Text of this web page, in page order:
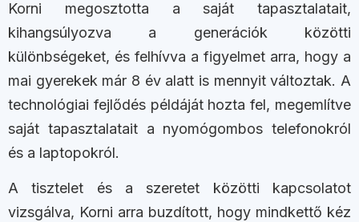
Korni megosztotta a saját tapasztalatait,
kihangsúlyozva a generációk közötti
különbségeket, és felhívva a figyelmet arra, hogy a
mai gyerekek már 8 év alatt is mennyit változtak. A
technológiai fejlődés példáját hozta fel, megemlítve
saját tapasztalatait a nyomógombos telefonokról
és a laptopokról.
A tisztelet és a szeretet közötti kapcsolatot
vizsgálva, Korni arra buzdított, hogy mindkettő kéz